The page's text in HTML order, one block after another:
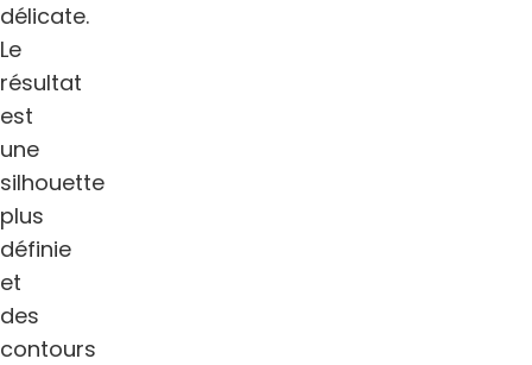
délicate.
Le
résultat
est
une
silhouette
plus
définie
et
des
contours